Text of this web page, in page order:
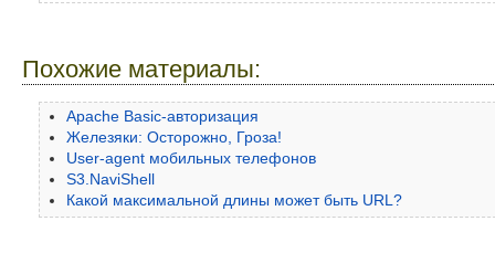
Похожие материалы:
Apache Basic-авторизация
Железяки: Осторожно, Гроза!
User-agent мобильных телефонов
S3.NaviShell
Какой максимальной длины может быть URL?